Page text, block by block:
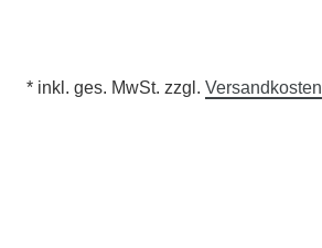
* inkl. ges. MwSt. zzgl. Versandkosten